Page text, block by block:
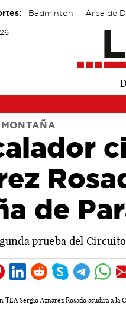
Bádminton Área de
MONTAÑA
de
prueba del